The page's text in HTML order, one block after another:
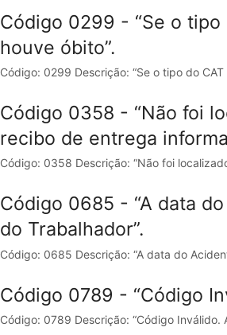
Código 0299 - “Se o
houve óbito”.
Código: 0299 Descrição: “Se o tipo do
Código 0358 - “Não foi
recibo de entrega
Código: 0358 Descrição: “Não foi
Código 0685 - “A data
do Trabalhador”.
Código: 0685 Descrição: “A data do
Código 0789 - “Código
Código: 0789 Descrição: “Código